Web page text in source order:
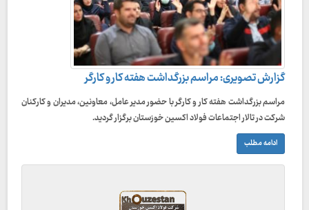
گزارش تصویری: مراسم بزرگداشت هفته کار و کارگر
مراسم بزرگداشت هفته کار و کارگر با حضور مدیر عامل، معاونین، مدیران و کارکنان
شرکت در تالار اجتماعات فولاد اکسین خوزستان برگزار گردید.
ادامه مطلب